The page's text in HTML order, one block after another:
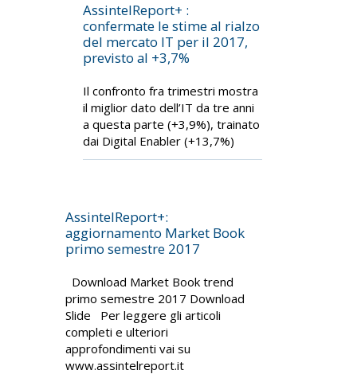
AssintelReport+ :
confermate le stime al rialzo
del mercato IT per il 2017,
previsto al +3,7%
Il confronto fra trimestri mostra
il miglior dato dell’IT da tre anni
a questa parte (+3,9%), trainato
dai Digital Enabler (+13,7%)
AssintelReport+:
aggiornamento Market Book
primo semestre 2017
Download Market Book trend
primo semestre 2017 Download
Slide Per leggere gli articoli
completi e ulteriori
approfondimenti vai su
www.assintelreport.it